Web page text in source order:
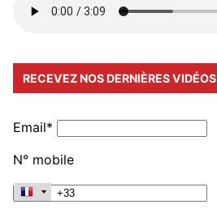
RECEVEZ NOS DERNIÈRES VIDÉOS
Email*
N° mobile